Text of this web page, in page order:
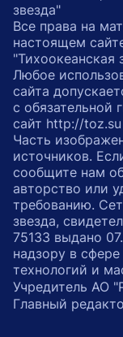
звезда"
Все права на
настоящем
"Тихоокеанская
Любое
сайта
с обязательной
сайт http://toz.su
Часть
источников.
сообщите нам
авторство или
требованию.
звезда,
75133 выдано
надзору в
технологий и
Учредитель АО
Главный